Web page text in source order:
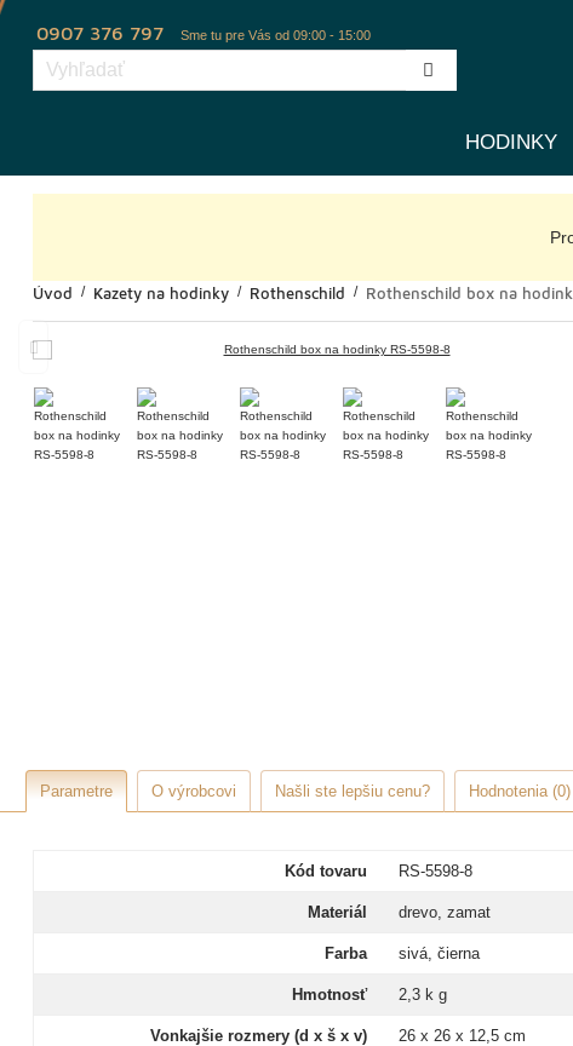
0907 376 797 Sme tu pre Vás od 09:00 - 15:00
HODINKY
Úvod Kazety na hodinky Rothenschild Rothenschild box na
Parametre O výrobcovi Našli ste lepšiu cenu? Hodnotenia (0)
Kód tovaru RS-5598-8
Materiál drevo, zamat
Farba sivá, čierna
Hmotnosť 2,3 k g
Vonkajšie rozmery (d x š x v) 26 x 26 x 12,5 cm